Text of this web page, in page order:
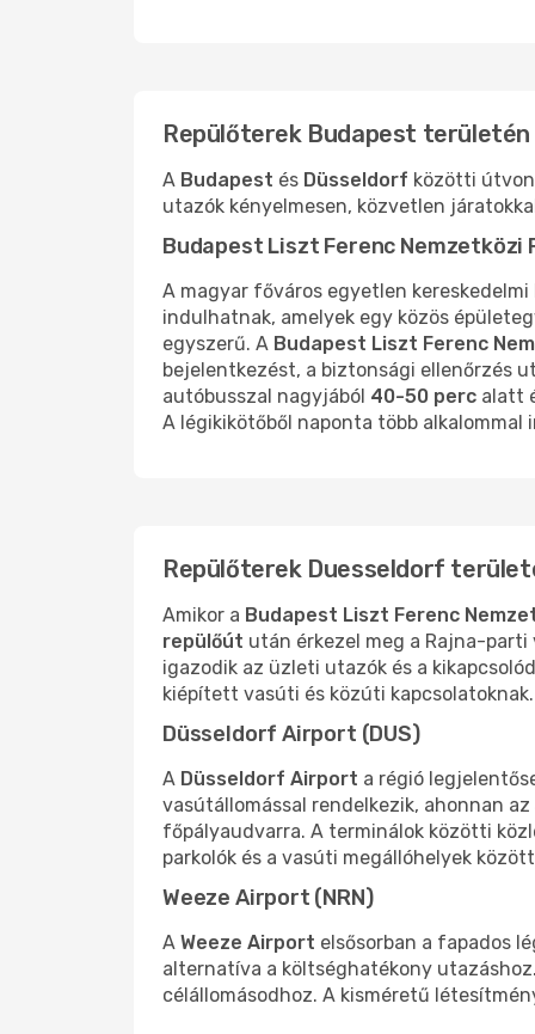
Repülőterek Budapest területén
A Budapest és Düsseldorf közötti
utazók kényelmesen, közvetlen
Budapest Liszt Ferenc Nemzetközi
A magyar főváros egyetlen
indulhatnak, amelyek egy közös
egyszerű. A Budapest Liszt Ferenc
bejelentkezést, a biztonsági ellenőrzés
autóbusszal nagyjából 40-50 perc alatt
A légikikötőből naponta több alkalommal
Repülőterek Duesseldorf
Amikor a Budapest Liszt Ferenc
repülőút után érkezel meg a Rajna-
igazodik az üzleti utazók és a
kiépített vasúti és közúti kapcsolatoknak.
Düsseldorf Airport (DUS)
A Düsseldorf Airport a régió
vasútállomással rendelkezik, ahonnan az
főpályaudvarra. A terminálok közötti
parkolók és a vasúti megállóhelyek
Weeze Airport (NRN)
A Weeze Airport elsősorban a fapados
alternatíva a költséghatékony
célállomásodhoz. A kisméretű